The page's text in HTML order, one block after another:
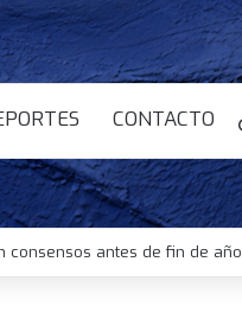
CONTACTO
consensos antes de fin de año